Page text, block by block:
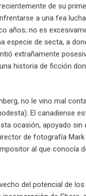
de su
a una fea
años; no es
de secta, a
extrañamente
historia de ficción
no le vino mal
El canadiense
ocasión, apoyado
de fotografía
al que conocía
del potencial de